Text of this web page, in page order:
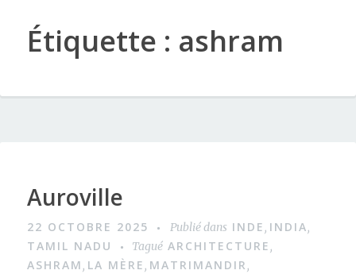
Étiquette : ashram
Auroville
22 OCTOBRE 2025 Publié dans INDE, INDIA,
TAMIL NADU Tagué ARCHITECTURE,
ASHRAM, LA MÈRE, MATRIMANDIR,